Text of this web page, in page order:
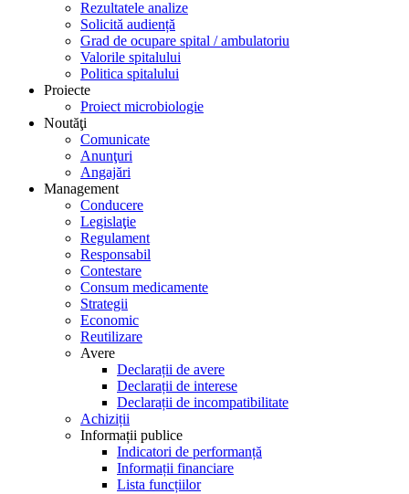
Rezultatele analize
Solicită audiență
Grad de ocupare spital / ambulatoriu
Valorile spitalului
Politica spitalului
Proiecte
Proiect microbiologie
Noutăţi
Comunicate
Anunţuri
Angajări
Management
Conducere
Legislaţie
Regulament
Responsabil
Contestare
Consum medicamente
Strategii
Economic
Reutilizare
Avere
Declarații de avere
Declarații de interese
Declarații de incompatibilitate
Achiziții
Informații publice
Indicatori de performanță
Informații financiare
Lista funcțiilor